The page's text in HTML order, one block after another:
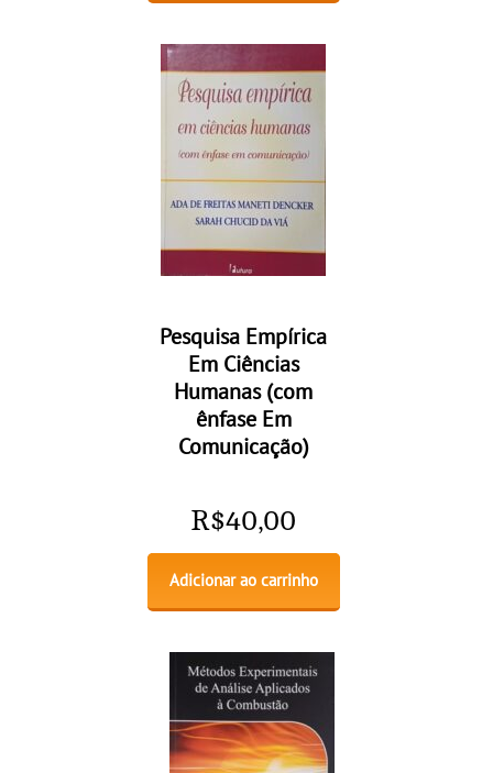
Pesquisa Empírica
Em Ciências
Humanas (com
ênfase Em
Comunicação)
R$40,00
Adicionar ao carrinho